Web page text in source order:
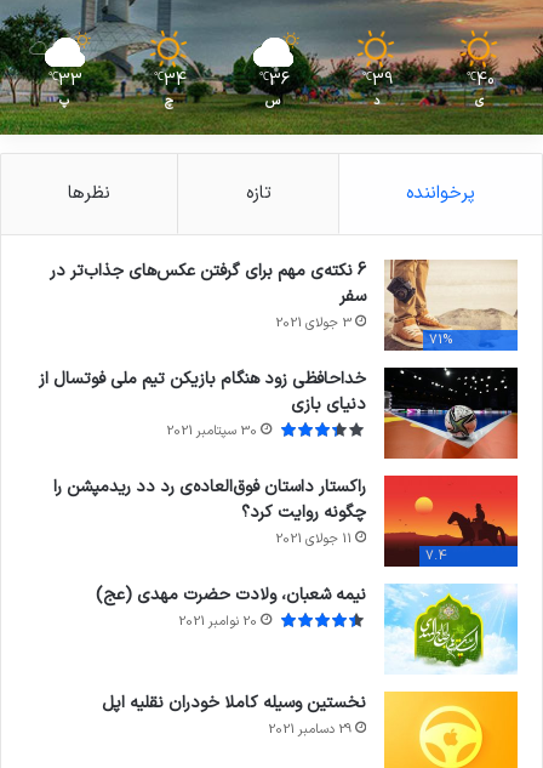
40
℃
ی
39
℃
د
36
℃
س
34
℃
چ
33
℃
پ
پرخواننده تازه نظرها
71%
6 نکته‌ی مهم برای گرفتن عکس‌های جذاب‌تر در
سفر
3 جولای 2021
خداحافظی زود هنگام بازیکن تیم ملی فوتسال از
دنیای بازی
30 سپتامبر 2021
7.4
راکستار داستان فوق‌العاده‌ی رد دد ریدمپشن را
چگونه روایت کرد؟
11 جولای 2021
نیمه شعبان، ولادت حضرت مهدی (عج)
20 نوامبر 2021
نخستین وسیله کاملا خودران نقلیه اپل
29 دسامبر 2021